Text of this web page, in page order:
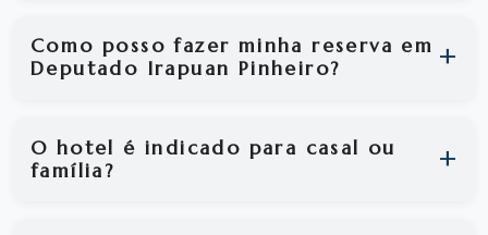
Como posso fazer minha reserva em
Deputado Irapuan Pinheiro?
O hotel é indicado para casal ou
família?